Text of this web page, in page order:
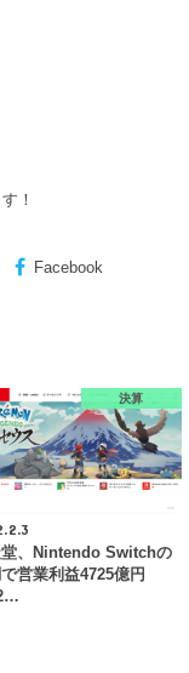
！
Facebook
決算
、Nintendo Switchの
営業利益4725億円